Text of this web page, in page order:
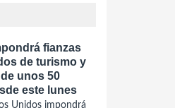
fianzas
de turismo y
unos 50
este lunes
Unidos impondrá